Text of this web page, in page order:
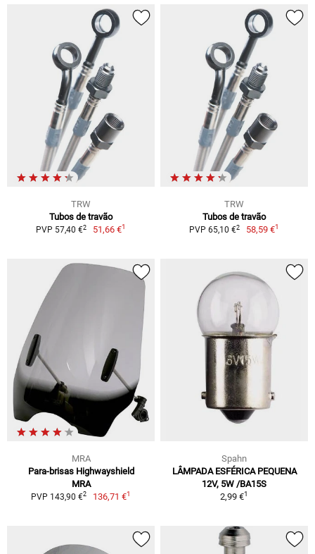
TRW
Tubos de travão
PVP 57,40 €2 51,66 €1
TRW
Tubos de travão
PVP 65,10 €2 58,59 €1
MRA
Para-brisas Highwayshield
MRA
PVP 143,90 €2 136,71 €1
Spahn
LÂMPADA ESFÉRICA PEQUENA
12V, 5W /BA15S
2,99 €1